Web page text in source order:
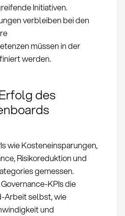
Initiativen.
verbleiben bei den
müssen in der
werden.
des
wie Kosteneinsparungen,
Risikoreduktion und
gemessen.
KPIs die
Arbeit selbst, wie
und